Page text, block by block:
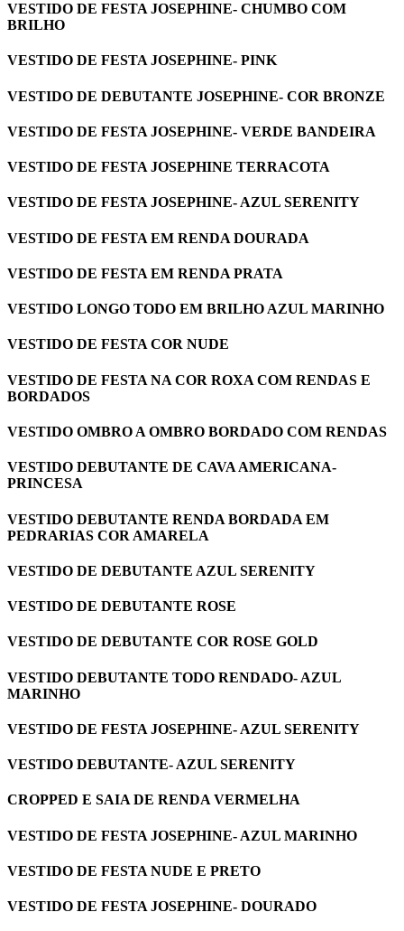
VESTIDO DE FESTA JOSEPHINE- CHUMBO COM
BRILHO
VESTIDO DE FESTA JOSEPHINE- PINK
VESTIDO DE DEBUTANTE JOSEPHINE- COR BRONZE
VESTIDO DE FESTA JOSEPHINE- VERDE BANDEIRA
VESTIDO DE FESTA JOSEPHINE TERRACOTA
VESTIDO DE FESTA JOSEPHINE- AZUL SERENITY
VESTIDO DE FESTA EM RENDA DOURADA
VESTIDO DE FESTA EM RENDA PRATA
VESTIDO LONGO TODO EM BRILHO AZUL MARINHO
VESTIDO DE FESTA COR NUDE
VESTIDO DE FESTA NA COR ROXA COM RENDAS E
BORDADOS
VESTIDO OMBRO A OMBRO BORDADO COM RENDAS
VESTIDO DEBUTANTE DE CAVA AMERICANA-
PRINCESA
VESTIDO DEBUTANTE RENDA BORDADA EM
PEDRARIAS COR AMARELA
VESTIDO DE DEBUTANTE AZUL SERENITY
VESTIDO DE DEBUTANTE ROSE
VESTIDO DE DEBUTANTE COR ROSE GOLD
VESTIDO DEBUTANTE TODO RENDADO- AZUL
MARINHO
VESTIDO DE FESTA JOSEPHINE- AZUL SERENITY
VESTIDO DEBUTANTE- AZUL SERENITY
CROPPED E SAIA DE RENDA VERMELHA
VESTIDO DE FESTA JOSEPHINE- AZUL MARINHO
VESTIDO DE FESTA NUDE E PRETO
VESTIDO DE FESTA JOSEPHINE- DOURADO